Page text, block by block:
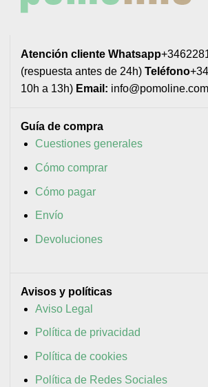
Atención cliente Whatsapp
(respuesta antes de 24h) Teléfono
10h a 13h) Email: info@pomoline.com
Guía de compra
Cuestiones generales
Cómo comprar
Cómo pagar
Envío
Devoluciones
Avisos y políticas
Aviso Legal
Política de privacidad
Política de cookies
Política de Redes Sociales